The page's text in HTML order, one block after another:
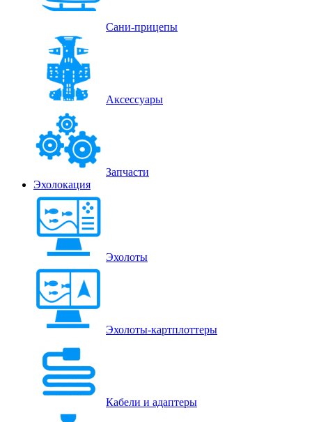
Сани-прицепы
Аксессуары
Запчасти
Эхолокация
Эхолоты
Эхолоты-картплоттеры
Кабели и адаптеры